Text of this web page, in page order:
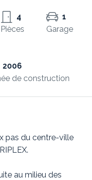
4
Pièces
1
Garage
2006
de construction
pas du centre-ville
au milieu des